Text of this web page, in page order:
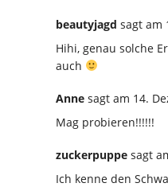
beautyjagd sagt am
Hihi, genau solche
auch
Anne sagt am 14.
Mag probieren!!!!!!
zuckerpuppe sagt
Ich kenne den